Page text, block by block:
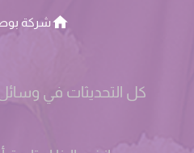
شركة
كل التحديثات في